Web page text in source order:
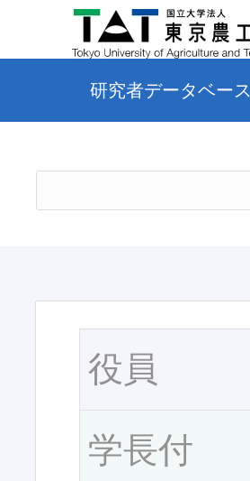
研究者データベース
役員
学長付